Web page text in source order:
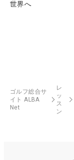
世界へ
ゴルフ総合サ
イト ALBA
Net
レ
ッ
ス
ン